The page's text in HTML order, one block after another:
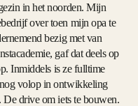
in het noorden. Mijn
over toen mijn opa te
bezig met van
gaf dat deels op
Inmiddels is ze fulltime
volop in ontwikkeling
De drive om iets te bouwen.